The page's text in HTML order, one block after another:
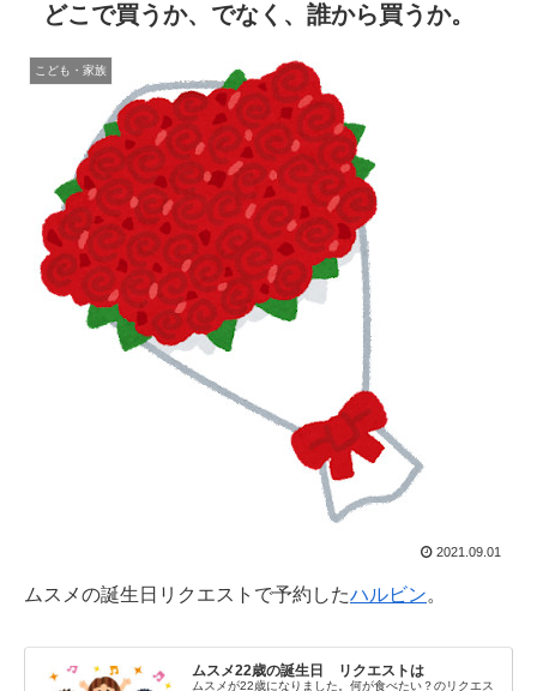
どこで買うか、でなく、誰から買うか。
こども・家族
2021.09.01
ムスメの誕生日リクエストで予約したハルビン。
ムスメ22歳の誕生日 リクエストは
ムスメが22歳になりました。何が食べたい？のリクエス